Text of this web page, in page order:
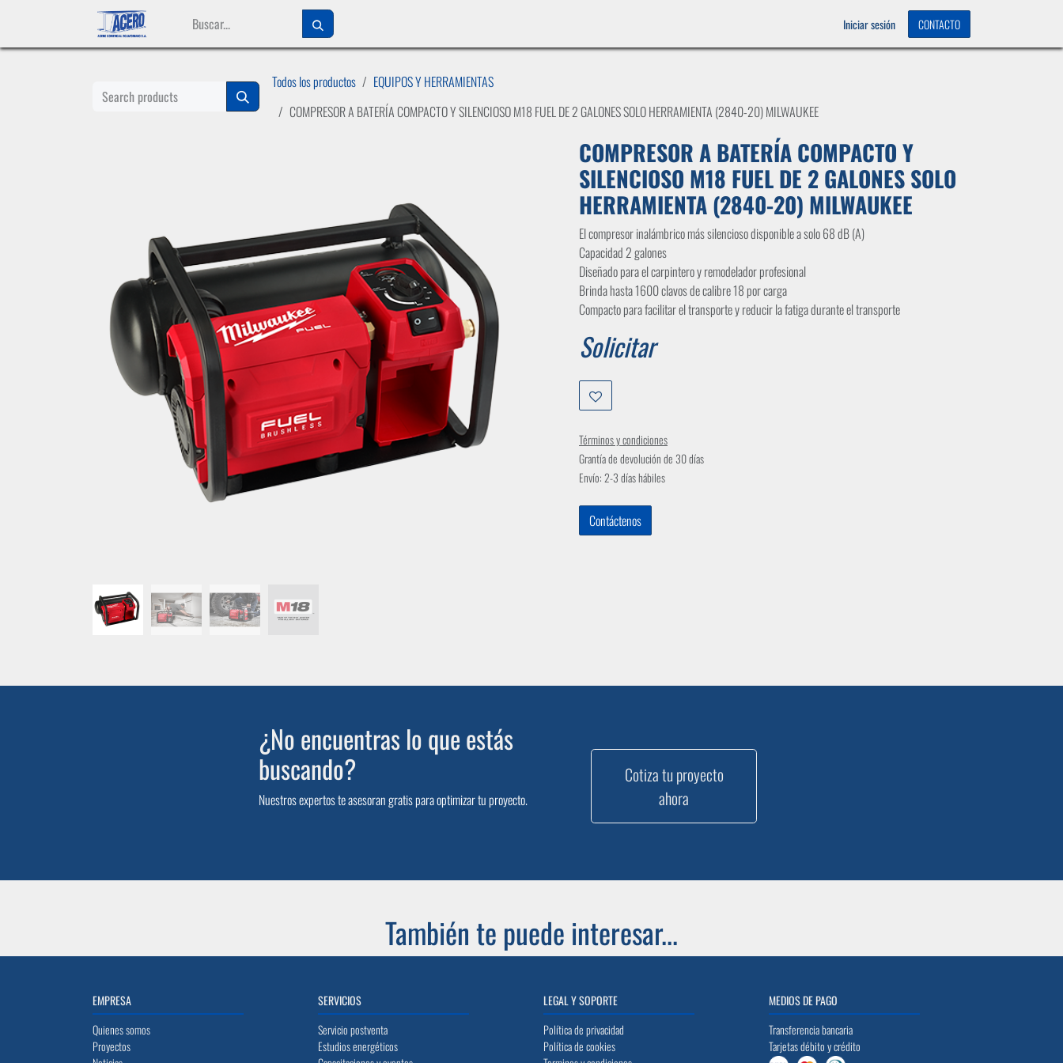
Iniciar sesión CONTACTO
Todos los productos
EQUIPOS Y HERRAMIENTAS
COMPRESOR A BATERÍA COMPACTO Y SILENCIOSO M18 FUEL DE 2 GALONES SOLO HERRAMIENTA (2840-20) MILWAUKEE
COMPRESOR A BATERÍA COMPACTO Y
SILENCIOSO M18 FUEL DE 2 GALONES SOLO
HERRAMIENTA (2840-20) MILWAUKEE
El compresor inalámbrico más silencioso disponible a solo 68 dB (A)
Capacidad 2 galones
Diseñado para el carpintero y remodelador profesional
Brinda hasta 1600 clavos de calibre 18 por carga
Compacto para facilitar el transporte y reducir la fatiga durante el transporte
Solicitar
Términos y condiciones
Grantía de devolución de 30 días
Envío: 2-3 días hábiles
Contáctenos
¿No encuentras lo que estás
buscando?
Nuestros expertos te asesoran gratis para optimizar tu proyecto.
Cotiza tu proyecto
ahora
También te puede interesar...
EMPRESA
Quienes somos
Proyectos
SERVICIOS
Servicio postventa
Estudios energéticos
LEGAL Y SOPORTE
Política de privacidad
Política de cookies
MEDIOS DE PAGO
Transferencia bancaria
Tarjetas débito y crédito